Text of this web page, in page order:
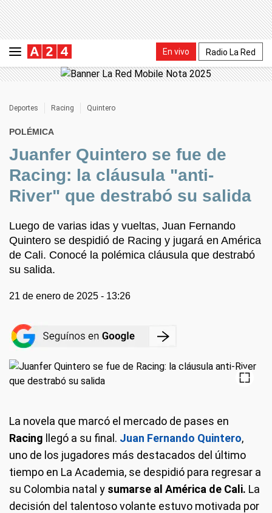
En vivo Radio La Red
Deportes Racing Quintero
POLÉMICA
Juanfer Quintero se fue de
Racing: la cláusula "anti-
River" que destrabó su salida
Luego de varias idas y vueltas, Juan Fernando
Quintero se despidió de Racing y jugará en América
de Cali. Conocé la polémica cláusula que destrabó
su salida.
21 de enero de 2025 - 13:26
La novela que marcó el mercado de pases en
Racing
llegó a su final. Juan Fernando Quintero,
uno de los jugadores más destacados del último
tiempo en La Academia, se despidió para regresar a
su Colombia natal y sumarse al América de Cali. La
decisión del talentoso volante estuvo motivada por